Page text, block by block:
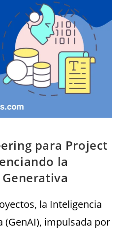
para Project
la
la Inteligencia
(GenAI), impulsada por